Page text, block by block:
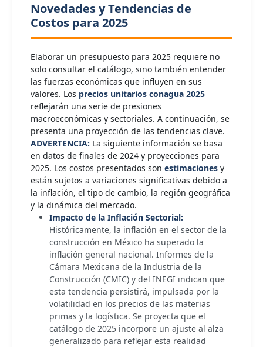
Novedades y Tendencias de
Costos para 2025
Elaborar un presupuesto para 2025 requiere no
solo consultar el catálogo, sino también entender
las fuerzas económicas que influyen en sus
valores. Los precios unitarios conagua 2025
reflejarán una serie de presiones
macroeconómicas y sectoriales. A continuación, se
presenta una proyección de las tendencias clave.
ADVERTENCIA: La siguiente información se basa
en datos de finales de 2024 y proyecciones para
2025. Los costos presentados son estimaciones y
están sujetos a variaciones significativas debido a
la inflación, el tipo de cambio, la región geográfica
y la dinámica del mercado.
Impacto de la Inflación Sectorial:
Históricamente, la inflación en el sector de la
construcción en México ha superado la
inflación general nacional. Informes de la
Cámara Mexicana de la Industria de la
Construcción (CMIC) y del INEGI indican que
esta tendencia persistirá, impulsada por la
volatilidad en los precios de las materias
primas y la logística. Se proyecta que el
catálogo de 2025 incorpore un ajuste al alza
generalizado para reflejar esta realidad